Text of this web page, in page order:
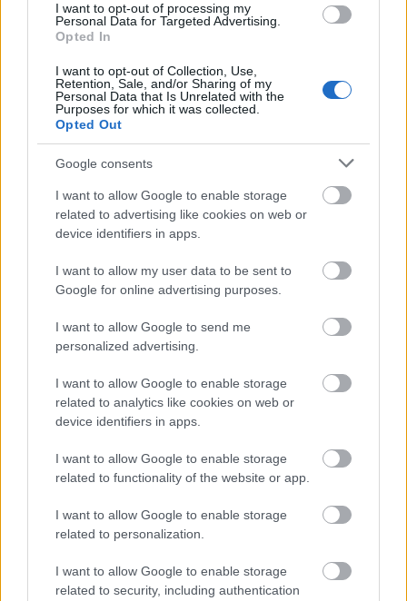
I want to opt-out of processing my
Personal Data for Targeted Advertising.
Opted In
I want to opt-out of Collection, Use,
Retention, Sale, and/or Sharing of my
Personal Data that Is Unrelated with the
Purposes for which it was collected.
Opted Out
Google consents
I want to allow Google to enable storage
related to advertising like cookies on web or
device identifiers in apps.
I want to allow my user data to be sent to
Google for online advertising purposes.
I want to allow Google to send me
personalized advertising.
I want to allow Google to enable storage
related to analytics like cookies on web or
device identifiers in apps.
I want to allow Google to enable storage
related to functionality of the website or app.
I want to allow Google to enable storage
related to personalization.
I want to allow Google to enable storage
related to security, including authentication
Ezekre a betegségre vagy hajlamos a
csillagjegyed alapján, és talán nem is
tudtál róla
Bak
Nála inkább a strukturált kreativitásról beszélünk,
szereti hosszú távú projekteken keresztül
megmutatni, milyen ambíciói vannak. Céltudatos,
Vízöntő
Innovatív kreativitás jellemzi: újítás, technológia,
forradalmi gondolatok. A Vízöntő szokatlan
ötletekből merít, és szeret a jövő felé alkotni.
Halak
Művészi és spirituális kreativitás jellemzi: álmok,
intuíció, zene, képzőművészet. A Halak gyakran a
alkotásaiban.